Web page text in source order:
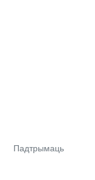
Падтрымаць